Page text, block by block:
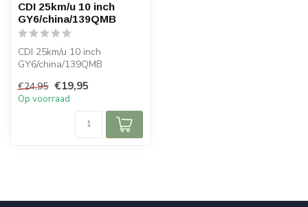
CDI 25km/u 10 inch
GY6/china/139QMB
CDI 25km/u 10 inch
GY6/china/139QMB
€24,95 €19,95
Op voorraad